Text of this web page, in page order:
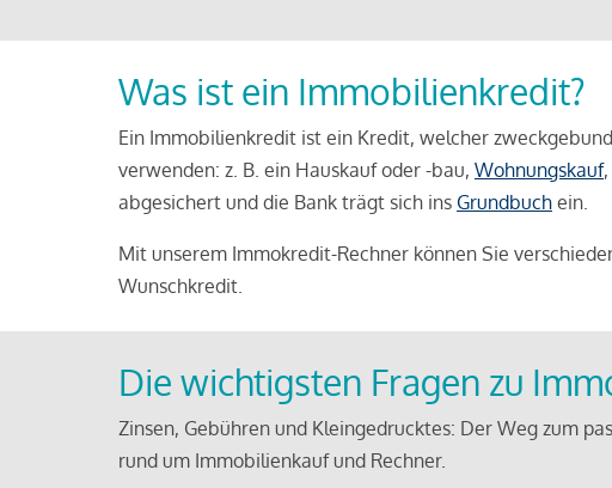
Was ist ein Immobilienkredit?
Ein Immobilienkredit ist ein Kredit, welcher
verwenden: z. B. ein Hauskauf oder -bau, Wohnungskauf
abgesichert und die Bank trägt sich ins Grundbuch ein.
Mit unserem Immokredit-Rechner können Sie
Wunschkredit.
Die wichtigsten Fragen zu
Zinsen, Gebühren und Kleingedrucktes: Der Weg zum
rund um Immobilienkauf und Rechner.